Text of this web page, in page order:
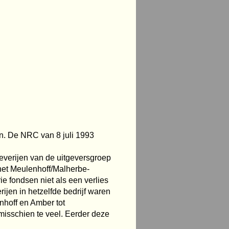
De NRC van 8 juli 1993
van de uitgeversgroep
Meulenhoff/Malherbe-
fondsen niet als een verlies
in hetzelfde bedrijf waren
en Amber tot
te veel. Eerder deze